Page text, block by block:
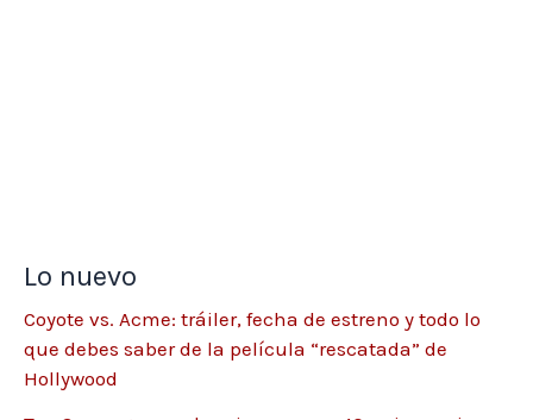
Lo nuevo
Coyote vs. Acme: tráiler, fecha de estreno y todo lo
que debes saber de la película “rescatada” de
Hollywood